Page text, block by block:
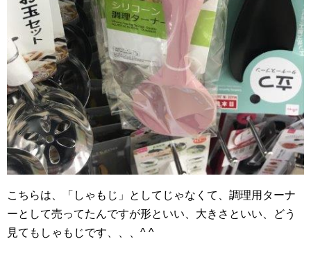
こちらは、「しゃもじ」としてじゃなくて、調理用ターナ
ーとして売ってたんですが形といい、大きさといい、どう
見てもしゃもじです、、、^ ^